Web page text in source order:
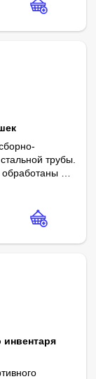
трубы.
и
инвентаря